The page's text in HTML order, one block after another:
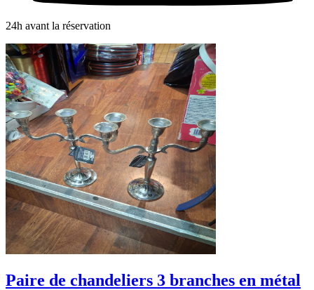
24h avant la réservation
Paire de chandeliers 3 branches en métal